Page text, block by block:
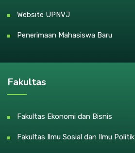
Website UPNVJ
Penerimaan Mahasiswa Baru
Fakultas
Fakultas Ekonomi dan Bisnis
Fakultas Ilmu Sosial dan Ilmu Politik